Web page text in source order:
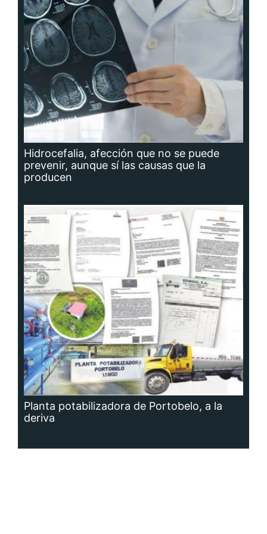
Hidrocefalia, afección que no se puede
prevenir, aunque sí las causas que la
producen
Planta potabilizadora de Portobelo, a la
deriva